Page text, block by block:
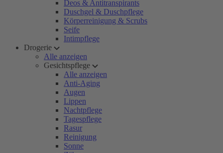
Deos & Antitranspirants
Duschgel & Duschpflege
Körperreinigung & Scrubs
Seife
Intimpflege
Drogerie
Alle anzeigen
Gesichtspflege
Alle anzeigen
Anti-Aging
Augen
Lippen
Nachtpflege
Tagespflege
Rasur
Reinigung
Sonne